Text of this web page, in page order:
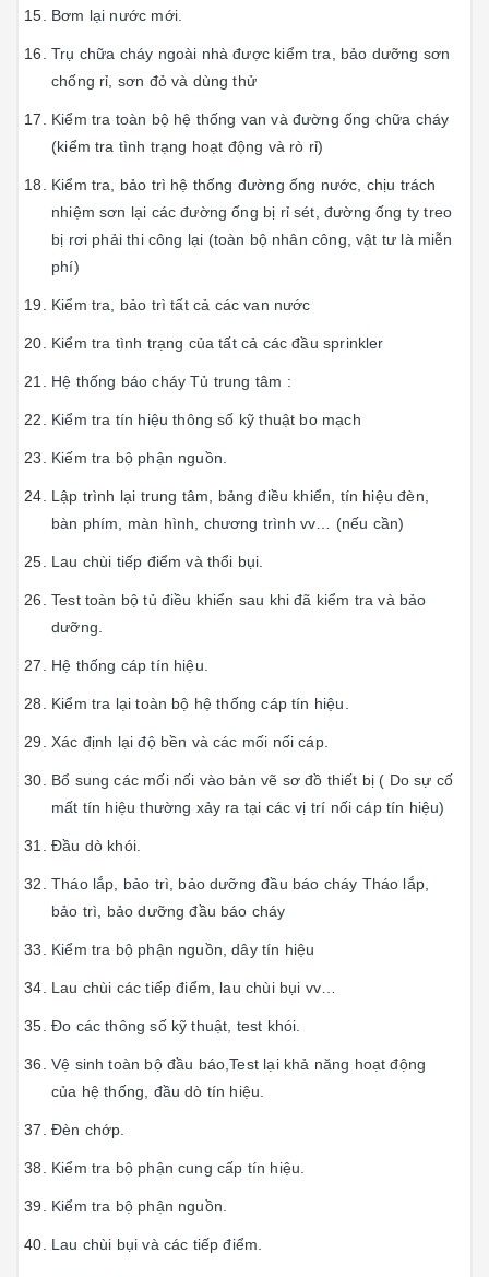
Bơm lại nước mới.
Trụ chữa cháy ngoài nhà được kiểm tra, bảo dưỡng sơn
chống rỉ, sơn đỏ và dùng thử
Kiểm tra toàn bộ hệ thống van và đường ống chữa cháy
(kiểm tra tình trạng hoạt động và rò rỉ)
Kiểm tra, bảo trì hệ thống đường ống nước, chịu trách
nhiệm sơn lại các đường ống bị rỉ sét, đường ống ty treo
bị rơi phải thi công lại (toàn bộ nhân công, vật tư là miễn
phí)
Kiểm tra, bảo trì tất cả các van nước
Kiểm tra tình trạng của tất cả các đầu sprinkler
Hệ thống báo cháy Tủ trung tâm :
Kiểm tra tín hiệu thông số kỹ thuật bo mạch
Kiếm tra bộ phận nguồn.
Lập trình lại trung tâm, bảng điều khiển, tín hiệu đèn,
bàn phím, màn hình, chương trình vv… (nếu cần)
Lau chùi tiếp điểm và thổi bụi.
Test toàn bộ tủ điều khiển sau khi đã kiểm tra và bảo
dưỡng.
Hệ thống cáp tín hiệu.
Kiểm tra lại toàn bộ hệ thống cáp tín hiệu.
Xác định lại độ bền và các mối nối cáp.
Bổ sung các mối nối vào bản vẽ sơ đồ thiết bị ( Do sự cố
mất tín hiệu thường xảy ra tại các vị trí nối cáp tín hiệu)
Đầu dò khói.
Tháo lắp, bảo trì, bảo dưỡng đầu báo cháy Tháo lắp,
bảo trì, bảo dưỡng đầu báo cháy
Kiểm tra bộ phận nguồn, dây tín hiệu
Lau chùi các tiếp điểm, lau chùi bụi vv…
Đo các thông số kỹ thuật, test khói.
Vệ sinh toàn bộ đầu báo,Test lại khả năng hoạt động
của hệ thống, đầu dò tín hiệu.
Đèn chớp.
Kiểm tra bộ phận cung cấp tín hiệu.
Kiểm tra bộ phận nguồn.
Lau chùi bụi và các tiếp điểm.